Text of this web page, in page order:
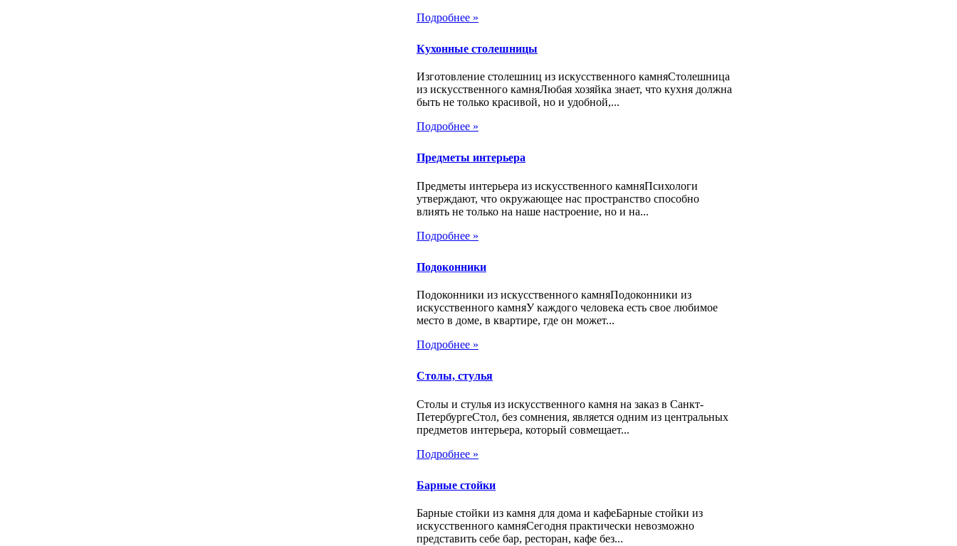
Подробнее »
Кухонные столешницы
Изготовление столешниц из искусственного камняСтолешница
из искусственного камняЛюбая хозяйка знает, что кухня должна
быть не только красивой, но и удобной,...
Подробнее »
Предметы интерьера
Предметы интерьера из искусственного камняПсихологи
утверждают, что окружающее нас пространство способно
влиять не только на наше настроение, но и на...
Подробнее »
Подоконники
Подоконники из искусственного камняПодоконники из
искусственного камняУ каждого человека есть свое любимое
место в доме, в квартире, где он может...
Подробнее »
Столы, стулья
Столы и стулья из искусственного камня на заказ в Санкт-
ПетербургеСтол, без сомнения, является одним из центральных
предметов интерьера, который совмещает...
Подробнее »
Барные стойки
Барные стойки из камня для дома и кафеБарные стойки из
искусственного камняСегодня практически невозможно
представить себе бар, ресторан, кафе без...